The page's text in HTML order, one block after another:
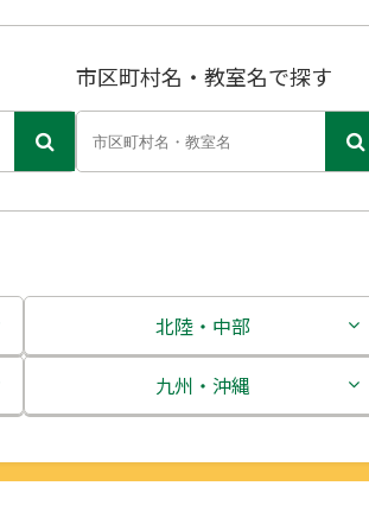
市区町村名・教室名で探す
北陸・中部
新潟県
九州・沖縄